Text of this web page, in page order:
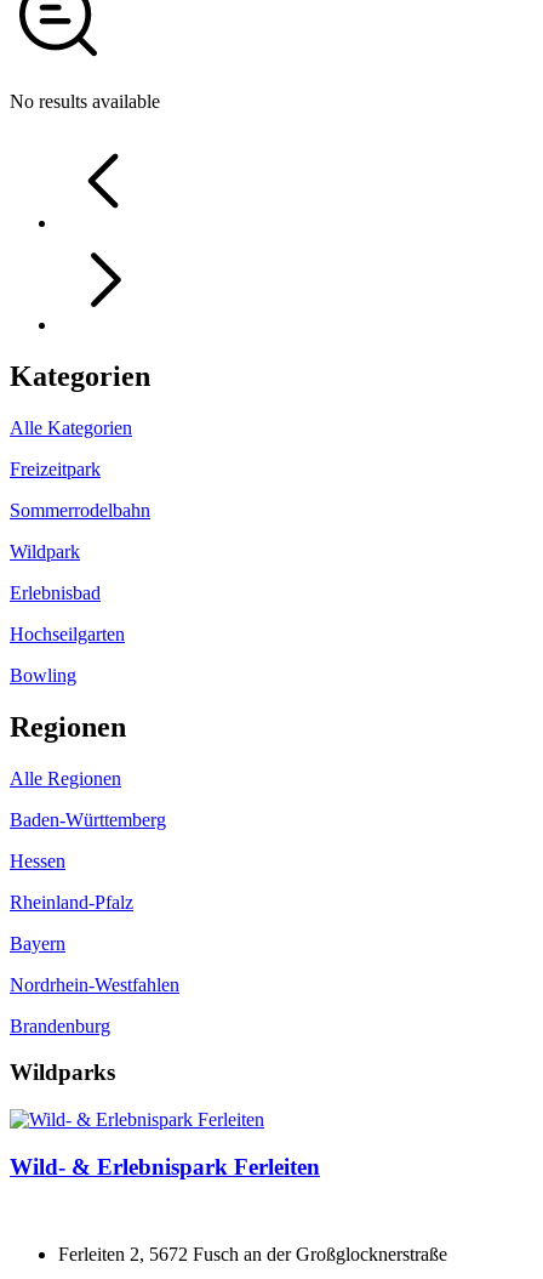
No results available
Kategorien
Alle Kategorien
Freizeitpark
Sommerrodelbahn
Wildpark
Erlebnisbad​
Hochseilgarten
Bowling​
Regionen
Alle Regionen
Baden-Württemberg
Hessen
Rheinland-Pfalz
Bayern
Nordrhein-Westfahlen
Brandenburg
Wildparks
Wild- & Erlebnispark Ferleiten
Ferleiten 2, 5672 Fusch an der Großglocknerstraße